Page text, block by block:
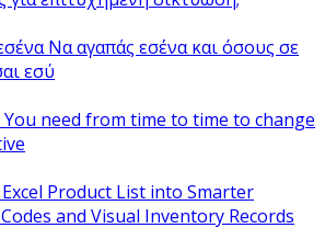
Να αγαπάς εσένα και όσους σε
εσύ
You need from time to time to change